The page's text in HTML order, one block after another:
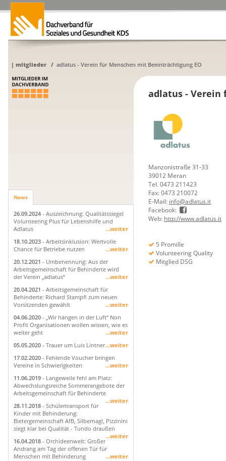
| mitglieder/ adlatus - Verein für Menschen mit Beeinträchtigung EO
News
26.09.2024 - Auszeichnung: Qualitätssiegel
Volunteering Plus für Lebenshilfe und
Adlatus
...weiter
18.10.2023 - Arbeitsinklusion: Wertvolle
Chance für Betriebe nutzen
...weiter
20.12.2021 - Umbenennung: Aus der
Arbeitsgemeinschaft für Behinderte wird
der Verein „adlatus“
...weiter
20.04.2021 - Arbeitsgemeinschaft für
Behinderte: Richard Stampfl zum neuen
Vorsitzenden gewählt
...weiter
04.06.2020 - „Wir hängen in der Luft“ Non
Profit Organisationen wollen wissen, wie es
weiter geht
...weiter
05.05.2020 - Trauer um Luis Lintner...weiter
17.02.2020 - Fehlende Voucher bringen
Vereine in Schwierigkeiten
...weiter
11.06.2019 - Langeweile fehl am Platz:
Abwechslungsreiche Sommerangebote der
Arbeitsgemeinschaft für Behinderte
...weiter
28.11.2018 - Schülertransport für
Kinder mit Behinderung:
Bietergemeinschaft AfB, Silbernagl, Pizzinini
siegt klar bei Qualität - Tundo draußen
...weiter
16.04.2018 - Orchideenwelt: Großer
Andrang am Tag der offenen Tür für
Menschen mit Behinderung
...weiter
adlatus - Verein
Manzonistraße 31-33
39012 Meran
Tel. 0473 211423
Fax: 0473 210072
E-Mail: info@adlatus.it
Facebook:
Web: http://www.adlatus.it
5 Promille
Volunteering Quality
Mitglied DSG